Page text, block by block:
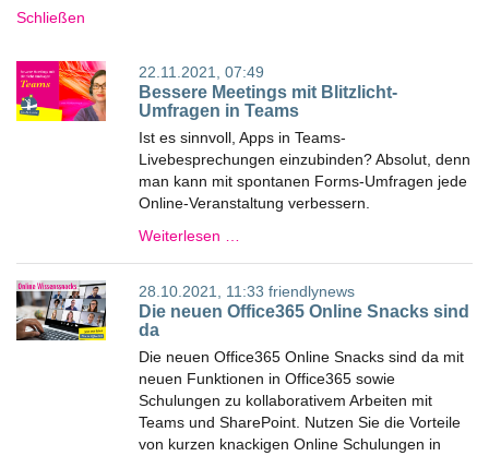
Schließen
22.11.2021, 07:49
Bessere Meetings mit Blitzlicht-
Umfragen in Teams
Ist es sinnvoll, Apps in Teams-
Livebesprechungen einzubinden? Absolut, denn
man kann mit spontanen Forms-Umfragen jede
Online-Veranstaltung verbessern.
Weiterlesen …
28.10.2021, 11:33 friendlynews
Die neuen Office365 Online Snacks sind
da
Die neuen Office365 Online Snacks sind da mit
neuen Funktionen in Office365 sowie
Schulungen zu kollaborativem Arbeiten mit
Teams und SharePoint. Nutzen Sie die Vorteile
von kurzen knackigen Online Schulungen in